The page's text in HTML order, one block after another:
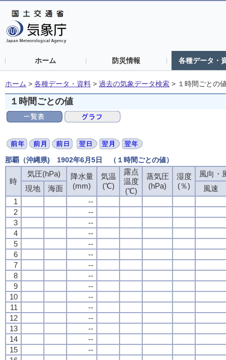
ホーム 防災情報 各種データ・
ホーム > 各種データ・資料 > 過去の気象データ検索 > １時間ごとの
１時間ごとの値
那覇（沖縄県) 1902年6月5日 （１時間ごとの値）
時
気圧(hPa)
降水量
(mm)
気温
(℃)
露点
温度
(℃)
蒸気圧
(hPa)
湿度
(％)
風向・
現地
海面
風速
1
--
2
--
3
--
4
--
5
--
6
--
7
--
8
--
9
--
10
--
11
--
12
--
13
--
14
--
15
--